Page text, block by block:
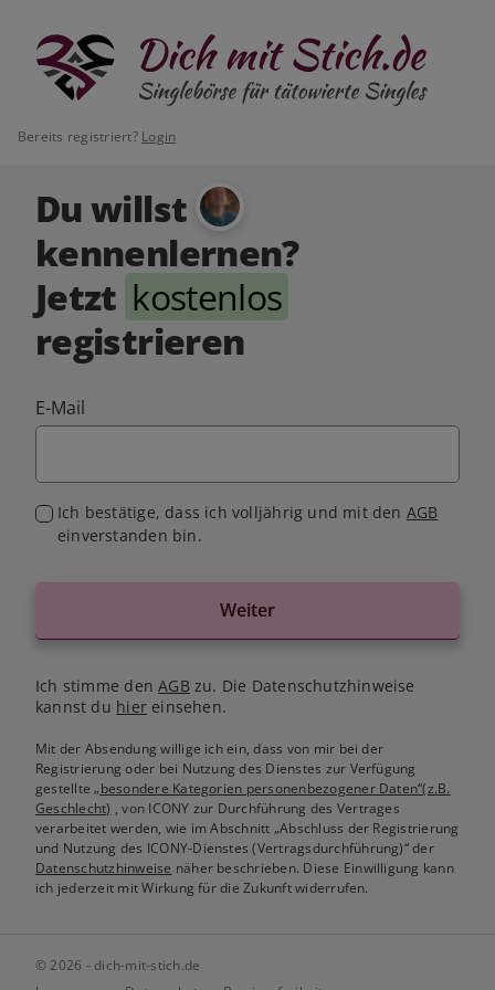
Bereits registriert? Login
Du willst
kennenlernen?
Jetzt kostenlos
registrieren
E-Mail
Ich bestätige, dass ich volljährig und mit den AGB
einverstanden bin.
Weiter
Ich stimme denAGB zu. Die Datenschutzhinweise
kannst du hiereinsehen.
Mit der Absendung willige ich ein, dass von mir bei der
Registrierung oder bei Nutzung des Dienstes zur Verfügung
gestellte„besondere Kategorien personenbezogener Daten“(z.B.
Geschlecht) , von ICONY zur Durchführung des Vertrages
verarbeitet werden, wie im Abschnitt „Abschluss der Registrierung
und Nutzung des ICONY-Dienstes (Vertragsdurchführung)“ der
Datenschutzhinweise näher beschrieben. Diese Einwilligung kann
ich jederzeit mit Wirkung für die Zukunft widerrufen.
© 2026 - dich-mit-stich.de